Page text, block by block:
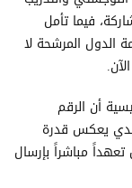
فيما تأمل
عام 2026. إلا أن قائمة الدول المرشحة لا
أن الرقم
قد تصل إلى 20 ألف جندي يعكس قدرة
مباشراً بإرسال